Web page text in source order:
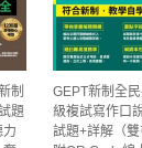
制
題
力
GEPT新制全
級複試寫作口
試題+詳解（雙